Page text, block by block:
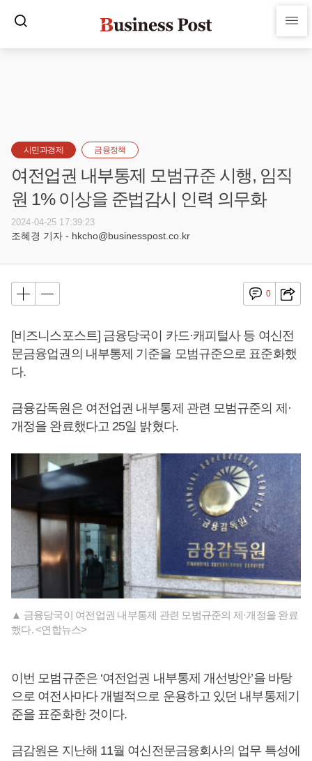
시민과경제 금융정책
여전업권 내부통제 모범규준 시행, 임직
원 1% 이상을 준법감시 인력 의무화
2024-04-25 17:39:23
조혜경 기자 - hkcho@businesspost.co.kr
0
[비즈니스포스트] 금융당국이 카드·캐피털사 등 여신전
문금융업권의 내부통제 기준을 모범규준으로 표준화했
다.
금융감독원은 여전업권 내부통제 관련 모범규준의 제·
개정을 완료했다고 25일 밝혔다.
▲ 금융당국이 여전업권 내부통제 관련 모범규준의 제·개정을 완료
했다. <연합뉴스>
이번 모범규준은 ‘여전업권 내부통제 개선방안’을 바탕
으로 여전사마다 개별적으로 운용하고 있던 내부통제기
준을 표준화한 것이다.
금감원은 지난해 11월 여신전문금융회사의 업무 특성에